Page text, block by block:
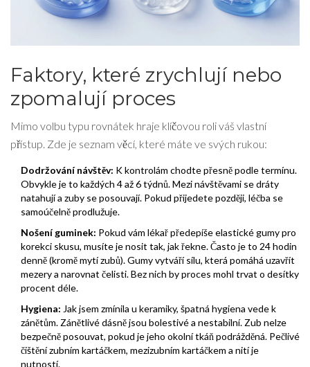
Faktory, které zrychlují nebo
zpomalují proces
Mimo volbu typu rovnátek hraje klíčovou roli váš vlastní
přístup. Zde je seznam věcí, které máte ve svých rukou:
Dodržování návštěv: K kontrolám chodte přesně podle termínu.
Obvykle je to každých 4 až 6 týdnů. Mezi návštěvami se dráty
natahují a zuby se posouvají. Pokud přijedete později, léčba se
samoúčelně prodlužuje.
Nošení guminek: Pokud vám lékař předepíše elastické gumy pro
korekci skusu, musíte je nosit tak, jak řekne. Často je to 24 hodin
denně (kromě mytí zubů). Gumy vytváří sílu, která pomáhá uzavřít
mezery a narovnat čelisti. Bez nich by proces mohl trvat o desítky
procent déle.
Hygiena: Jak jsem zmínila u keramiky, špatná hygiena vede k
zánětům. Zánětlivé dásně jsou bolestivé a nestabilní. Zub nelze
bezpečně posouvat, pokud je jeho okolní tkáň podrážděná. Pečlivé
čištění zubním kartáčkem, mezizubním kartáčkem a nití je
nutností.